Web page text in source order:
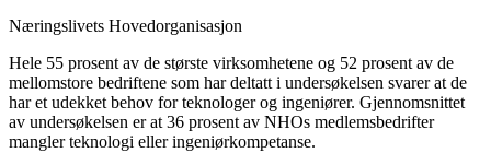
Næringslivets Hovedorganisasjon
Hele 55 prosent av de største virksomhetene og 52 prosent av de
mellomstore bedriftene som har deltatt i undersøkelsen svarer at de
har et udekket behov for teknologer og ingeniører. Gjennomsnittet
av undersøkelsen er at 36 prosent av NHOs medlemsbedrifter
mangler teknologi eller ingeniørkompetanse.